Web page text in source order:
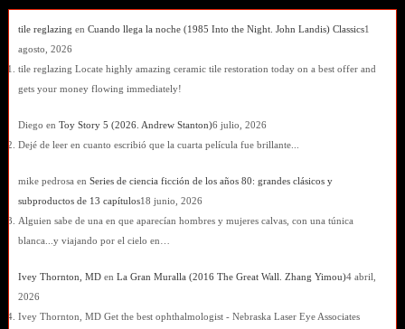
tile reglazing en Cuando llega la noche (1985 Into the Night. John Landis) Classics1
agosto, 2026
tile reglazing Locate highly amazing ceramic tile restoration today on a best offer and
gets your money flowing immediately!
Diego en Toy Story 5 (2026. Andrew Stanton)6 julio, 2026
Dejé de leer en cuanto escribió que la cuarta película fue brillante...
mike pedrosa en Series de ciencia ficción de los años 80: grandes clásicos y
subproductos de 13 capítulos18 junio, 2026
Alguien sabe de una en que aparecían hombres y mujeres calvas, con una túnica
blanca...y viajando por el cielo en…
Ivey Thornton, MDen La Gran Muralla (2016 The Great Wall. Zhang Yimou)4 abril,
2026
Ivey Thornton, MD Get the best ophthalmologist - Nebraska Laser Eye Associates